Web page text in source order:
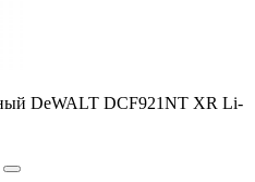
DeWALT DCF921NT XR Li-